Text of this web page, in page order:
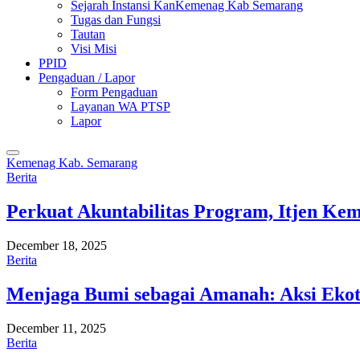
Sejarah Instansi KanKemenag Kab Semarang
Tugas dan Fungsi
Tautan
Visi Misi
PPID
Pengaduan / Lapor
Form Pengaduan
Layanan WA PTSP
Lapor
Kemenag Kab. Semarang
Berita
Perkuat Akuntabilitas Program, Itjen
December 18, 2025
Berita
Menjaga Bumi sebagai Amanah: Aksi
December 11, 2025
Berita